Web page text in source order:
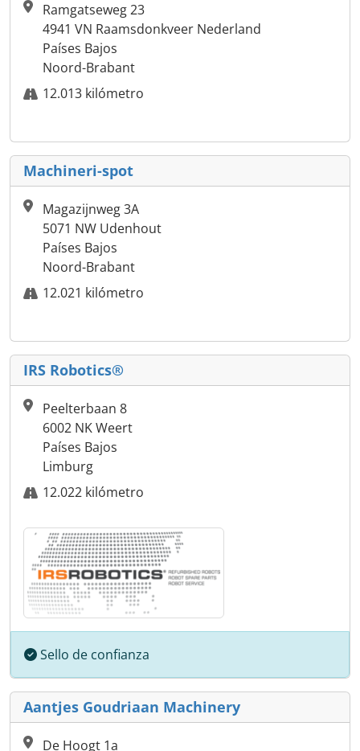
Ramgatseweg 23
4941 VN Raamsdonkveer Nederland
Países Bajos
Noord-Brabant
12.013 kilómetro
Machineri-spot
Magazijnweg 3A
5071 NW Udenhout
Países Bajos
Noord-Brabant
12.021 kilómetro
IRS Robotics®
Peelterbaan 8
6002 NK Weert
Países Bajos
Limburg
12.022 kilómetro
Sello de confianza
Aantjes Goudriaan Machinery
De Hoogt 1a